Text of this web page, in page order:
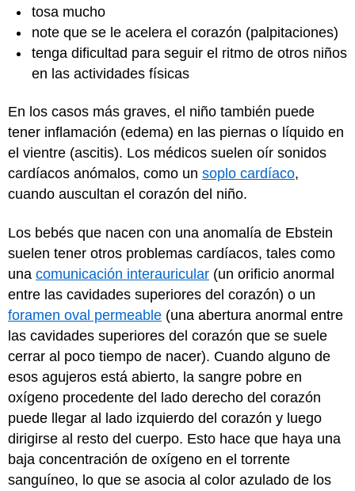
tosa mucho
note que se le acelera el corazón (palpitaciones)
tenga dificultad para seguir el ritmo de otros niños
en las actividades físicas
En los casos más graves, el niño también puede
tener inflamación (edema) en las piernas o líquido en
el vientre (ascitis). Los médicos suelen oír sonidos
cardíacos anómalos, como un soplo cardíaco,
cuando auscultan el corazón del niño.
Los bebés que nacen con una anomalía de Ebstein
suelen tener otros problemas cardíacos, tales como
una comunicación interauricular (un orificio anormal
entre las cavidades superiores del corazón) o un
foramen oval permeable (una abertura anormal entre
las cavidades superiores del corazón que se suele
cerrar al poco tiempo de nacer). Cuando alguno de
esos agujeros está abierto, la sangre pobre en
oxígeno procedente del lado derecho del corazón
puede llegar al lado izquierdo del corazón y luego
dirigirse al resto del cuerpo. Esto hace que haya una
baja concentración de oxígeno en el torrente
sanguíneo, lo que se asocia al color azulado de los